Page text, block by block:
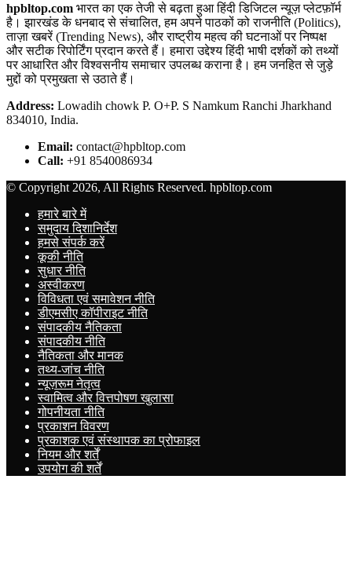
hpbltop.com भारत का एक तेजी से बढ़ता हुआ हिंदी डिजिटल न्यूज़ प्लेटफ़ॉर्म
है। झारखंड के धनबाद से संचालित, हम अपने पाठकों को राजनीति (Politics),
ताज़ा खबरें (Trending News), और राष्ट्रीय महत्व की घटनाओं पर निष्पक्ष
और सटीक रिपोर्टिंग प्रदान करते हैं। हमारा उद्देश्य हिंदी भाषी दर्शकों को तथ्यों
पर आधारित और विश्वसनीय समाचार उपलब्ध कराना है। हम जनहित से जुड़े
मुद्दों को प्रमुखता से उठाते हैं।
Address: Lowadih chowk P. O+P. S Namkum Ranchi Jharkhand
834010, India.
Email: contact@hpbltop.com
Call: +91 8540086934
© Copyright 2026, All Rights Reserved. hpbltop.com
हमारे बारे में
समुदाय दिशानिर्देश
हमसे संपर्क करें
कूकी नीति
सुधार नीति
अस्वीकरण
विविधता एवं समावेशन नीति
डीएमसीए कॉपीराइट नीति
संपादकीय नैतिकता
संपादकीय नीति
नैतिकता और मानक
तथ्य-जांच नीति
न्यूज़रूम नेतृत्व
स्वामित्व और वित्तपोषण खुलासा
गोपनीयता नीति
प्रकाशन विवरण
प्रकाशक एवं संस्थापक का प्रोफाइल
नियम और शर्तें
उपयोग की शर्तें